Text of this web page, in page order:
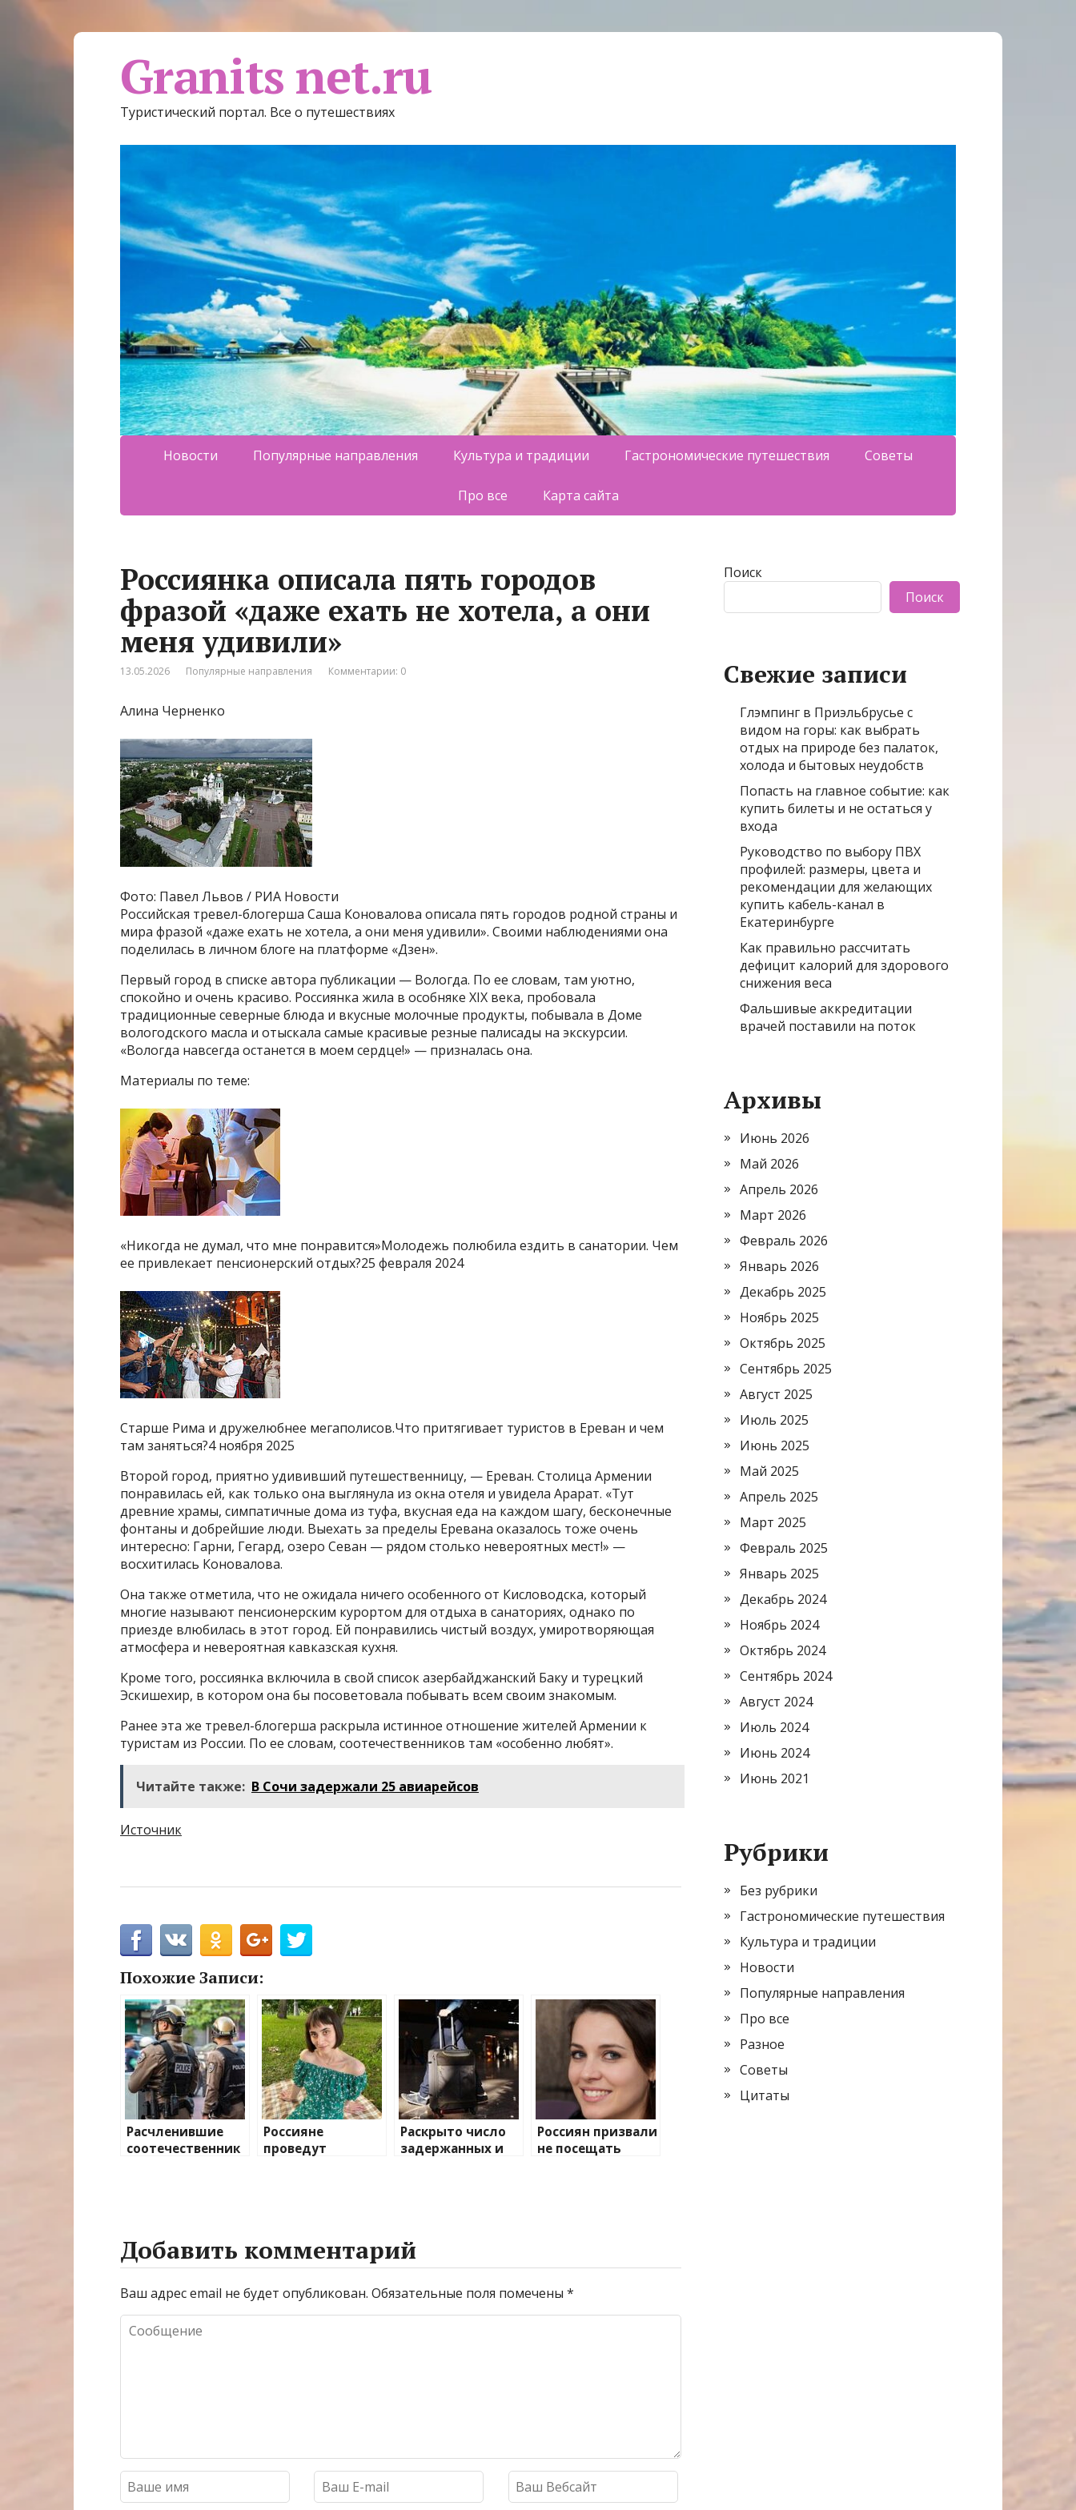
Granits net.ru
Туристический портал. Все о путешествиях
Новости Популярные направления Культура и традиции Гастрономические путешествия Советы
Про все Карта сайта
Россиянка описала пять городов
фразой «даже ехать не хотела, а они
меня удивили»
13.05.2026 Популярные направления Комментарии: 0
Алина Черненко
Фото: Павел Львов / РИА Новости
Российская тревел-блогерша Саша Коновалова описала пять городов родной страны и
мира фразой «даже ехать не хотела, а они меня удивили». Своими наблюдениями она
поделилась в личном блоге на платформе «Дзен».
Первый город в списке автора публикации — Вологда. По ее словам, там уютно,
спокойно и очень красиво. Россиянка жила в особняке XIX века, пробовала
традиционные северные блюда и вкусные молочные продукты, побывала в Доме
вологодского масла и отыскала самые красивые резные палисады на экскурсии.
«Вологда навсегда останется в моем сердце!» — призналась она.
Материалы по теме:
«Никогда не думал, что мне понравится»Молодежь полюбила ездить в санатории. Чем
ее привлекает пенсионерский отдых?25 февраля 2024
Старше Рима и дружелюбнее мегаполисов.Что притягивает туристов в Ереван и чем
там заняться?4 ноября 2025
Второй город, приятно удививший путешественницу, — Ереван. Столица Армении
понравилась ей, как только она выглянула из окна отеля и увидела Арарат. «Тут
древние храмы, симпатичные дома из туфа, вкусная еда на каждом шагу, бесконечные
фонтаны и добрейшие люди. Выехать за пределы Еревана оказалось тоже очень
интересно: Гарни, Гегард, озеро Севан — рядом столько невероятных мест!» —
восхитилась Коновалова.
Она также отметила, что не ожидала ничего особенного от Кисловодска, который
многие называют пенсионерским курортом для отдыха в санаториях, однако по
приезде влюбилась в этот город. Ей понравились чистый воздух, умиротворяющая
атмосфера и невероятная кавказская кухня.
Кроме того, россиянка включила в свой список азербайджанский Баку и турецкий
Эскишехир, в котором она бы посоветовала побывать всем своим знакомым.
Ранее эта же тревел-блогерша раскрыла истинное отношение жителей Армении к
туристам из России. По ее словам, соотечественников там «особенно любят».
Читайте также: В Сочи задержали 25 авиарейсов
Источник
Похожие Записи:
Расчленившие
соотечественник
Россияне
проведут
Раскрыто число
задержанных и
Россиян призвали
не посещать
Добавить комментарий
Ваш адрес email не будет опубликован. Обязательные поля помечены *
Поиск
Поиск
Свежие записи
Глэмпинг в Приэльбрусье с
видом на горы: как выбрать
отдых на природе без палаток,
холода и бытовых неудобств
Попасть на главное событие: как
купить билеты и не остаться у
входа
Руководство по выбору ПВХ
профилей: размеры, цвета и
рекомендации для желающих
купить кабель-канал в
Екатеринбурге
Как правильно рассчитать
дефицит калорий для здорового
снижения веса
Фальшивые аккредитации
врачей поставили на поток
Архивы
Июнь 2026
Май 2026
Апрель 2026
Март 2026
Февраль 2026
Январь 2026
Декабрь 2025
Ноябрь 2025
Октябрь 2025
Сентябрь 2025
Август 2025
Июль 2025
Июнь 2025
Май 2025
Апрель 2025
Март 2025
Февраль 2025
Январь 2025
Декабрь 2024
Ноябрь 2024
Октябрь 2024
Сентябрь 2024
Август 2024
Июль 2024
Июнь 2024
Июнь 2021
Рубрики
Без рубрики
Гастрономические путешествия
Культура и традиции
Новости
Популярные направления
Про все
Разное
Советы
Цитаты